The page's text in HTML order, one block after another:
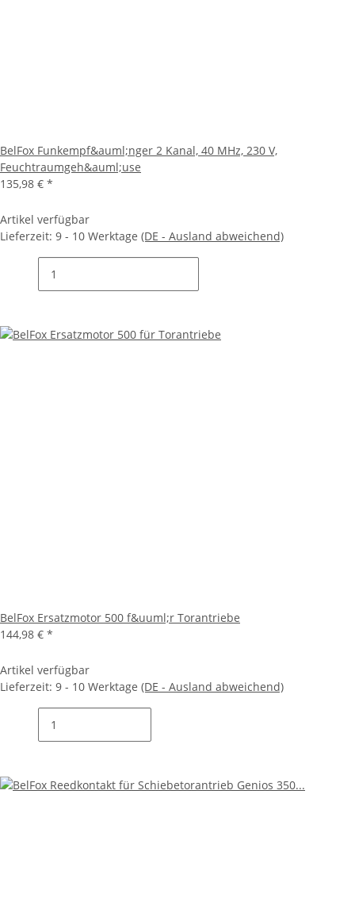
BelFox Funkempf&auml;nger 2 Kanal, 40 MHz, 230 V,
Feuchtraumgeh&auml;use
135,98 € *
Artikel verfügbar
Lieferzeit: 9 - 10 Werktage (DE - Ausland abweichend)
BelFox Ersatzmotor 500 f&uuml;r Torantriebe
144,98 € *
Artikel verfügbar
Lieferzeit: 9 - 10 Werktage (DE - Ausland abweichend)